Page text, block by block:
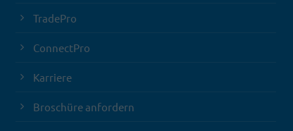
TradePro
ConnectPro
Karriere
Broschüre anfordern